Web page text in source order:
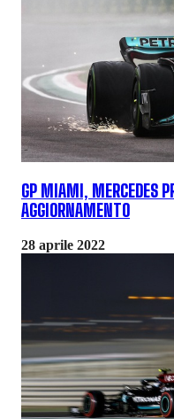
GP MIAMI, MERCEDES
AGGIORNAMENTO
28 aprile 2022